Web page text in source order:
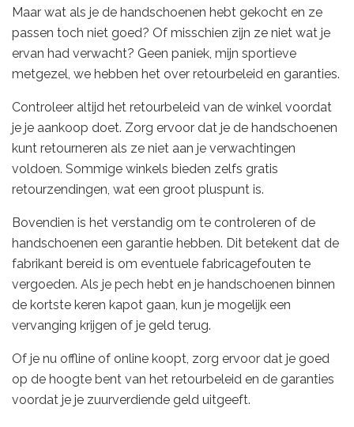
Maar wat als je de handschoenen hebt gekocht en ze
passen toch niet goed? Of misschien zijn ze niet wat je
ervan had verwacht? Geen paniek, mijn sportieve
metgezel, we hebben het over retourbeleid en garanties.
Controleer altijd het retourbeleid van de winkel voordat
je je aankoop doet. Zorg ervoor dat je de handschoenen
kunt retourneren als ze niet aan je verwachtingen
voldoen. Sommige winkels bieden zelfs gratis
retourzendingen, wat een groot pluspunt is.
Bovendien is het verstandig om te controleren of de
handschoenen een garantie hebben. Dit betekent dat de
fabrikant bereid is om eventuele fabricagefouten te
vergoeden. Als je pech hebt en je handschoenen binnen
de kortste keren kapot gaan, kun je mogelijk een
vervanging krijgen of je geld terug.
Of je nu offline of online koopt, zorg ervoor dat je goed
op de hoogte bent van het retourbeleid en de garanties
voordat je je zuurverdiende geld uitgeeft.